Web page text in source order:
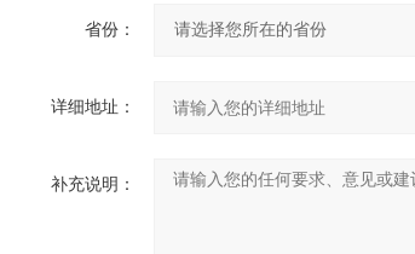
省份：
详细地址：
补充说明：